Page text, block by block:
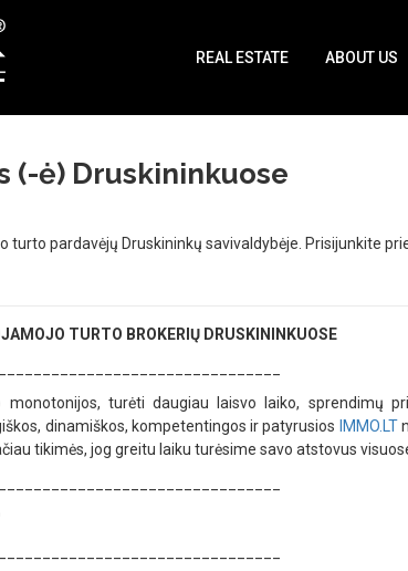
REAL ESTATE ABOUT US
(-ė) Druskininkuose
turto pardavėjų Druskininkų savivaldybėje. Prisijunkite
TURTO BROKERIŲ DRUSKININKUOSE
monotonijos, turėti daugiau laisvo laiko, sprendimų
dinamiškos, kompetentingos ir patyrusios
IMMO.LT
tikimės, jog greitu laiku turėsime savo atstovus